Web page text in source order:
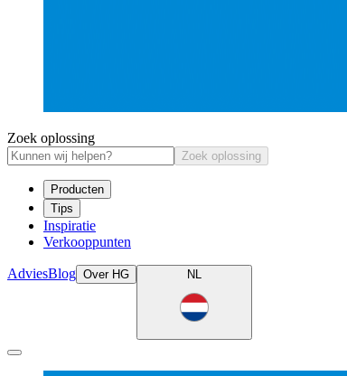
Zoek oplossing
Zoek oplossing
Producten
Tips
Inspiratie
Verkooppunten
AdviesBlog Over HG NL